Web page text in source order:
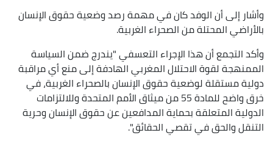
وأشار إلى أن الوفد كان في مهمة رصد وضعية حقوق الإنسان
بالأراضي المحتلة من الصحراء الغربية.
وأكد التجمع أن هذا الإجراء التعسفي "يندرج ضمن السياسة
الممنهجة لقوة الاحتلال المغربي الهادفة إلى منع أي مراقبة
دولية مستقلة لوضعية حقوق الإنسان بالصحراء الغربية، في
خرق واضح للمادة 55 من ميثاق الأمم المتحدة وللالتزامات
الدولية المتعلقة بحماية المدافعين عن حقوق الإنسان وحرية
التنقل والحق في تقصي الحقائق".